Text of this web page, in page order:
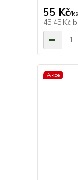
55 Kč/ks
45,45 Kč
Akce